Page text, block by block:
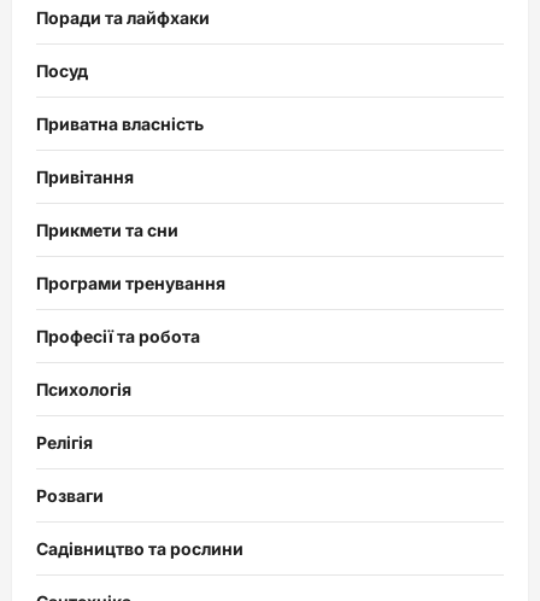
Поради та лайфхаки
Посуд
Приватна власність
Привітання
Прикмети та сни
Програми тренування
Професії та робота
Психологія
Релігія
Розваги
Садівництво та рослини